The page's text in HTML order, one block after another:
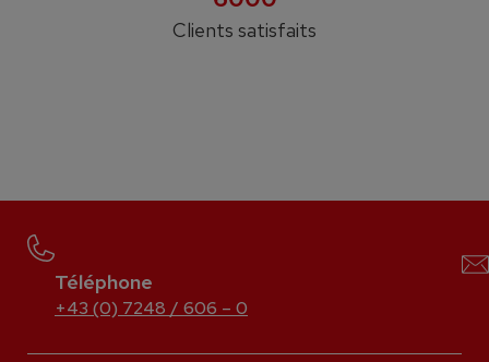
Clients satisfaits
Téléphone
+43 (0) 7248 / 606 – 0